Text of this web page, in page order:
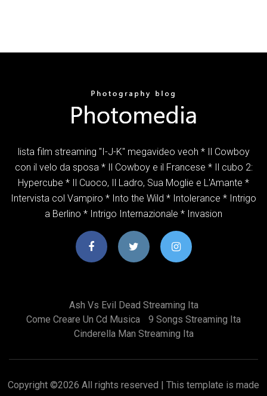
lista film streaming "I-J-K" megavideo veoh * Il Cowboy
con il velo da sposa * Il Cowboy e il Francese * Il cubo 2:
Hypercube * Il Cuoco, Il Ladro, Sua Moglie e L'Amante *
Intervista col Vampiro * Into the Wild * Intolerance * Intrigo
a Berlino * Intrigo Internazionale * Invasion
Ash Vs Evil Dead Streaming Ita
Come Creare Un Cd Musica
9 Songs Streaming Ita
Cinderella Man Streaming Ita
Copyright ©2026 All rights reserved | This template is made